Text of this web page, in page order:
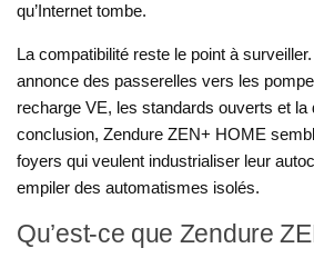
qu’Internet tombe.
La compatibilité reste le point à
annonce des passerelles vers les
recharge VE, les standards ouverts et la
conclusion, Zendure ZEN+ HOME
foyers qui veulent industrialiser leur
empiler des automatismes isolés.
Qu’est-ce que Zendure